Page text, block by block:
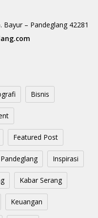
Bayur – Pandeglang 42281
Bisnis
Featured Post
Inspirasi
Kabar Serang
Keuangan